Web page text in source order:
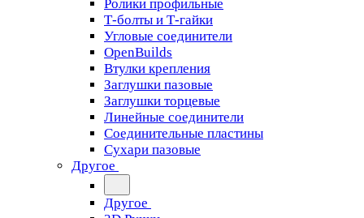
Ролики профильные
Т-болты и Т-гайки
Угловые соединители
OpenBuilds
Втулки крепления
Заглушки пазовые
Заглушки торцевые
Линейные соединители
Соединительные пластины
Сухари пазовые
Другое
Другое